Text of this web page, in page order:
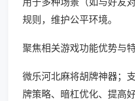
规则，维护公平环境。
聚焦相关游戏功能优势与特
微乐河北麻将胡牌神器；
牌策略、暗杠优化、提高